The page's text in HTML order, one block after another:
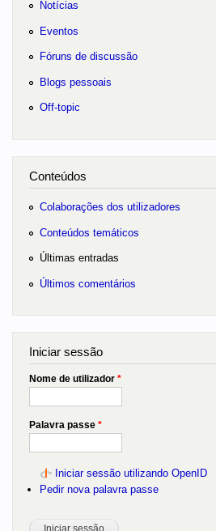
Notícias
Eventos
Fóruns de discussão
Blogs pessoais
Off-topic
Conteúdos
Colaborações dos utilizadores
Conteúdos temáticos
Últimas entradas
Últimos comentários
Iniciar sessão
Nome de utilizador *
Palavra passe *
Iniciar sessão utilizando OpenID
Pedir nova palavra passe